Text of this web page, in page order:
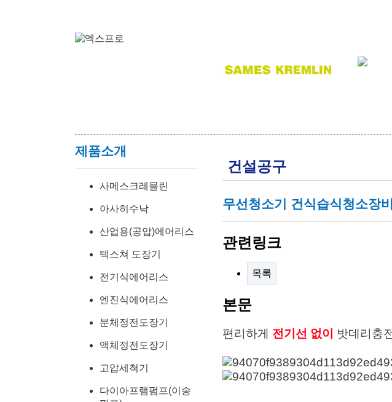
제품소개
사메스크레믈린
아사히수낙
산업용(공압)에어리스
텍스쳐 도장기
전기식에어리스
엔진식에어리스
분체정전도장기
액체정전도장기
고압세척기
다이아프램펌프(이송
건설공구
무선청소기 건식습식청소장
관련링크
목록
본문
편리하게 전기선 없이 밧데리충